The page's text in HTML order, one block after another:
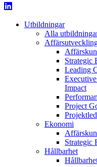
Utbildningar
Alla
Strategic
Leading
Impact
Project
Ekonomi
Strategic
Hållbarhet